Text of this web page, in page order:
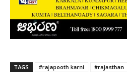
TAGS #rajapooth karni #rajasthan